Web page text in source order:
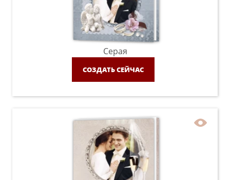
Серая
СОЗДАТЬ СЕЙЧАС